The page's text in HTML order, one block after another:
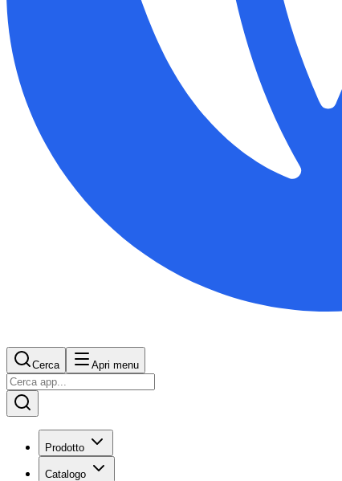
Cerca Apri menu
Prodotto
Catalogo